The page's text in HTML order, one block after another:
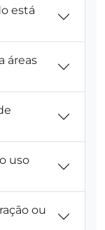
está
áreas
uso
ou